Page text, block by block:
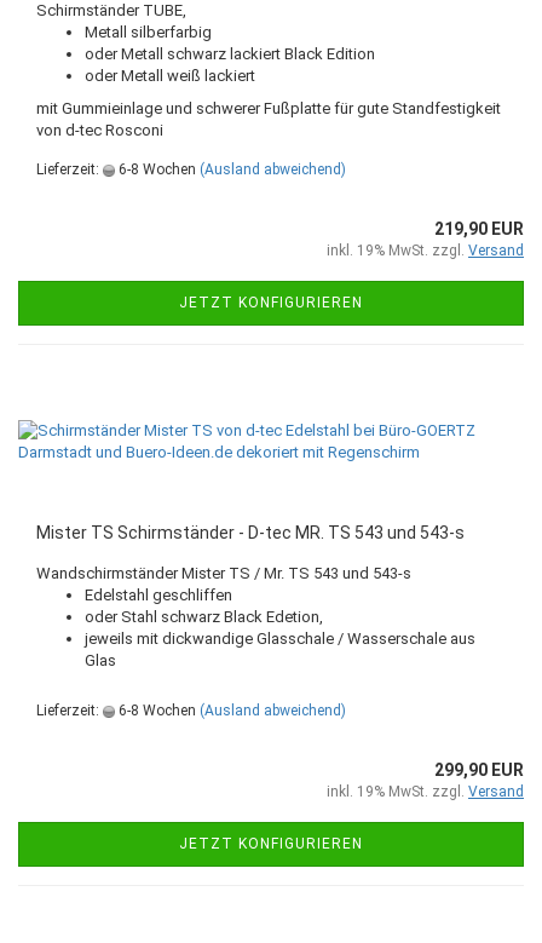
Schirmständer TUBE,
Metall silberfarbig
oder Metall schwarz lackiert Black Edition
oder Metall weiß lackiert
mit Gummieinlage und schwerer Fußplatte für gute Standfestigkeit
von d-tec Rosconi
Lieferzeit: 6-8 Wochen (Ausland abweichend)
219,90 EUR
inkl. 19% MwSt. zzgl. Versand
JETZT KONFIGURIEREN
Mister TS Schirmständer - D-tec MR. TS 543 und 543-s
Wandschirmständer Mister TS / Mr. TS 543 und 543-s
Edelstahl geschliffen
oder Stahl schwarz Black Edetion,
jeweils mit dickwandige Glasschale / Wasserschale aus
Glas
Lieferzeit: 6-8 Wochen (Ausland abweichend)
299,90 EUR
inkl. 19% MwSt. zzgl. Versand
JETZT KONFIGURIEREN